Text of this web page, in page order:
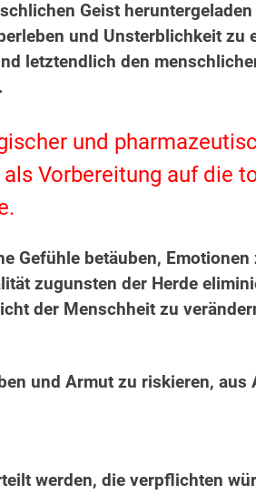
Geist
und Unsterblichkeit zu
letztendlich den
und
Vorbereitung auf die
Gefühle betäuben, Emotionen
zugunsten der Herde
der Menschheit zu
und Armut zu riskieren, aus
werden, die verpflichten